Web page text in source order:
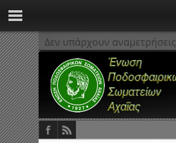
Δεν υπάρχουν αναμετρήσεις